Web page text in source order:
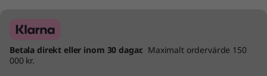
Betala direkt eller inom 30 dagar. Maximalt ordervärde 150
000 kr.